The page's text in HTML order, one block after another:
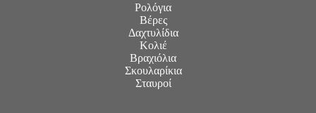
Ρολόγια
Βέρες
Δαχτυλίδια
Κολιέ
Βραχιόλια
Σκουλαρίκια
Σταυροί